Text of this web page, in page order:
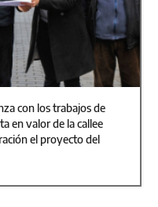
con los trabajos de
en valor de la callee
el proyecto del